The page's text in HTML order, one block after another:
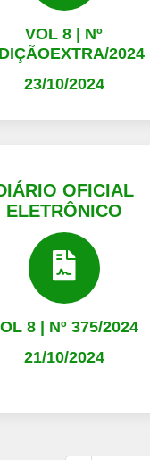
VOL 8 | Nº
2024
23/10/2024
OFICIAL
ELETRÔNICO
8 | Nº 375/2024
21/10/2024